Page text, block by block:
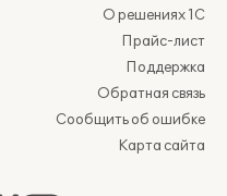
О решениях 1С
Прайс-лист
Поддержка
Обратная связь
Сообщить об ошибке
Карта сайта